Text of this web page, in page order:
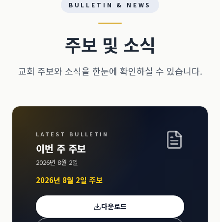
BULLETIN & NEWS
주보 및 소식
교회 주보와 소식을 한눈에 확인하실 수 있습니다.
LATEST BULLETIN
이번 주 주보
2026년 8월 2일
2026년 8월 2일 주보
다운로드